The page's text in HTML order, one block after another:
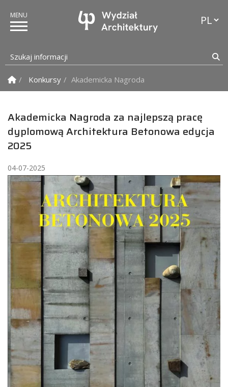
Szukaj informacji
Strona Główna
Konkursy Akademicka Nagroda za najlepszą pracę
Akademicka Nagroda za najlepszą pracę
dyplomową Architektura Betonowa edycja
2025 ​
04-07-2025